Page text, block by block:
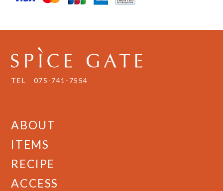
TEL 075-741-7554
ABOUT
ITEMS
RECIPE
ACCESS